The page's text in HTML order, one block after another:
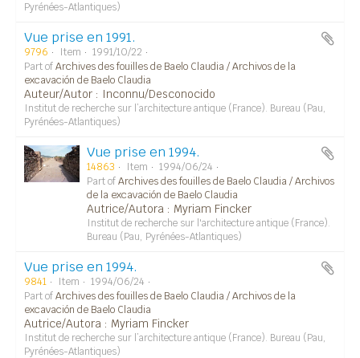
Pyrénées-Atlantiques)
Vue prise en 1991.
9796 Item
1991/10/22
Part ofArchives des fouilles de Baelo Claudia / Archivos de la
excavación de Baelo Claudia
Auteur/Autor : Inconnu/Desconocido
Institut de recherche sur l’architecture antique (France). Bureau (Pau,
Pyrénées-Atlantiques)
Vue prise en 1994.
14863 Item
1994/06/24
Part ofArchives des fouilles de Baelo Claudia / Archivos
de la excavación de Baelo Claudia
Autrice/Autora : Myriam Fincker
Institut de recherche sur l'architecture antique (France).
Bureau (Pau, Pyrénées-Atlantiques)
Vue prise en 1994.
9841 Item
1994/06/24
Part ofArchives des fouilles de Baelo Claudia / Archivos de la
excavación de Baelo Claudia
Autrice/Autora : Myriam Fincker
Institut de recherche sur l’architecture antique (France). Bureau (Pau,
Pyrénées-Atlantiques)